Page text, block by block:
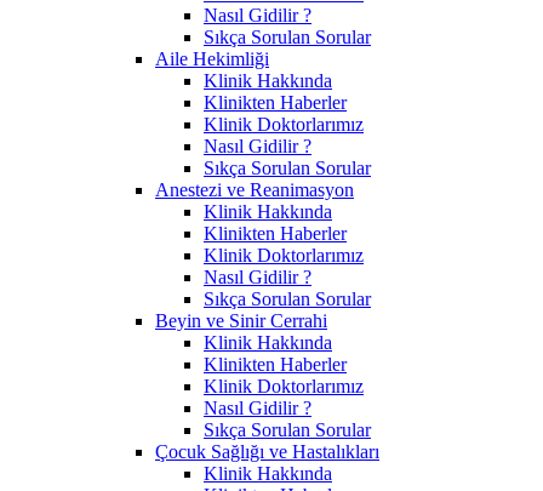
Nasıl Gidilir ?
Sıkça Sorulan Sorular
Aile Hekimliği
Klinik Hakkında
Klinikten Haberler
Klinik Doktorlarımız
Nasıl Gidilir ?
Sıkça Sorulan Sorular
Anestezi ve Reanimasyon
Klinik Hakkında
Klinikten Haberler
Klinik Doktorlarımız
Nasıl Gidilir ?
Sıkça Sorulan Sorular
Beyin ve Sinir Cerrahi
Klinik Hakkında
Klinikten Haberler
Klinik Doktorlarımız
Nasıl Gidilir ?
Sıkça Sorulan Sorular
Çocuk Sağlığı ve Hastalıkları
Klinik Hakkında